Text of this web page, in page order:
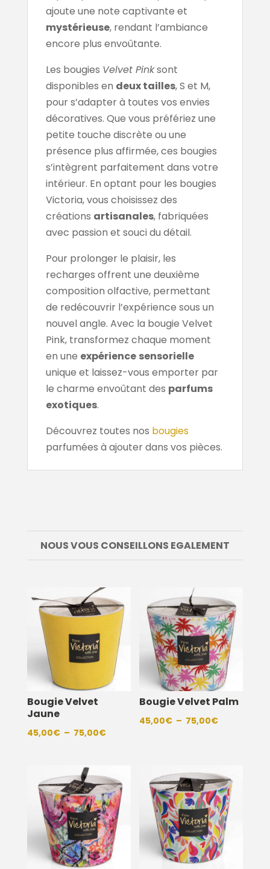
ajoute une note captivante et
mystérieuse, rendant l’ambiance
encore plus envoûtante.
Les bougies Velvet Pinksont
disponibles en deux tailles, S et M,
pour s’adapter à toutes vos envies
décoratives. Que vous préfériez une
petite touche discrète ou une
présence plus affirmée, ces bougies
s’intègrent parfaitement dans votre
intérieur. En optant pour les bougies
Victoria, vous choisissez des
créations artisanales, fabriquées
avec passion et souci du détail.
Pour prolonger le plaisir, les
recharges offrent une deuxième
composition olfactive, permettant
de redécouvrir l’expérience sous un
nouvel angle. Avec la bougie Velvet
Pink, transformez chaque moment
en une expérience sensorielle
unique et laissez-vous emporter par
le charme envoûtant des parfums
exotiques.
Découvrez toutes nos bougies
parfumées à ajouter dans vos pièces.
NOUS VOUS CONSEILLONS EGALEMENT
Bougie Velvet
Jaune
45,00€ – 75,00€Plage
45,00€
à
75,00€
Bougie Velvet Palm
45,00€ – 75,00€Plage
à
75,00€